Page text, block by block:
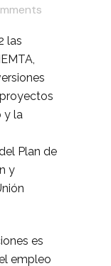
las
y la
Plan de
y
es
empleo